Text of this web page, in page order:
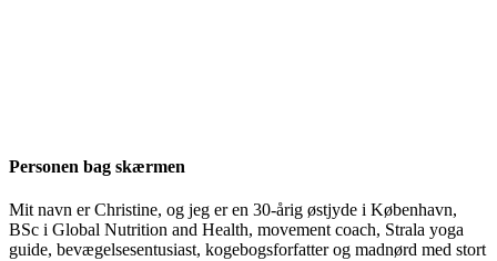
Personen bag skærmen
Mit navn er Christine, og jeg er en 30-årig østjyde i København,
BSc i Global Nutrition and Health, movement coach, Strala yoga
guide, bevægelsesentusiast, kogebogsforfatter og madnørd med stort